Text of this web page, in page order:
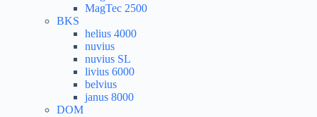
MagTec 2500
BKS
helius 4000
nuvius
nuvius SL
livius 6000
belvius
janus 8000
DOM